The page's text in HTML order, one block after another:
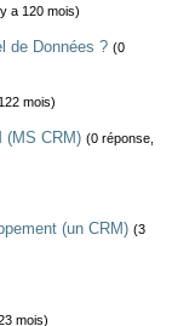
a 120 mois)
de Données ? (0
mois)
(MS CRM) (0 réponse,
(un CRM) (3
mois)